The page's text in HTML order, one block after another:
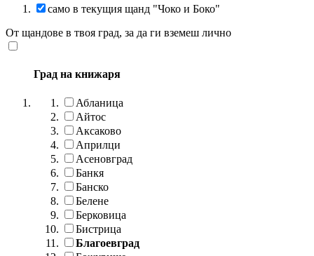
само в текущия щанд "Чоко и Боко"
От щандове в твоя град, за да ги вземеш лично
Град на книжаря
Абланица
Айтос
Аксаково
Априлци
Асеновград
Банкя
Банско
Белене
Берковица
Бистрица
Благоевград